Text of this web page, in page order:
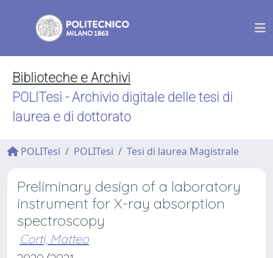
Biblioteche e Archivi
POLITesi - Archivio digitale delle tesi di
laurea e di dottorato
POLITesi POLITesi Tesi di laurea Magistrale
Preliminary design of a laboratory
instrument for X-ray absorption
spectroscopy
Corti, Matteo